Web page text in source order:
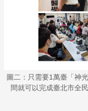
圖二：只需要1萬臺「神
間就可以完成臺北市全